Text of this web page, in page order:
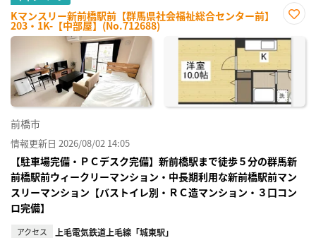
Kマンスリー新前橋駅前【群馬県社会福祉総合センター前】
203・1K-【中部屋】(No.712688)
に入
前橋市
情報更新日 2026/08/02 14:05
【駐車場完備・ＰＣデスク完備】新前橋駅まで徒歩５分の群馬新
前橋駅前ウィークリーマンション・中長期利用な新前橋駅前マン
スリーマンション【バストイレ別・ＲＣ造マンション・３口コン
ロ完備】
アクセス 上毛電気鉄道上毛線「城東駅」